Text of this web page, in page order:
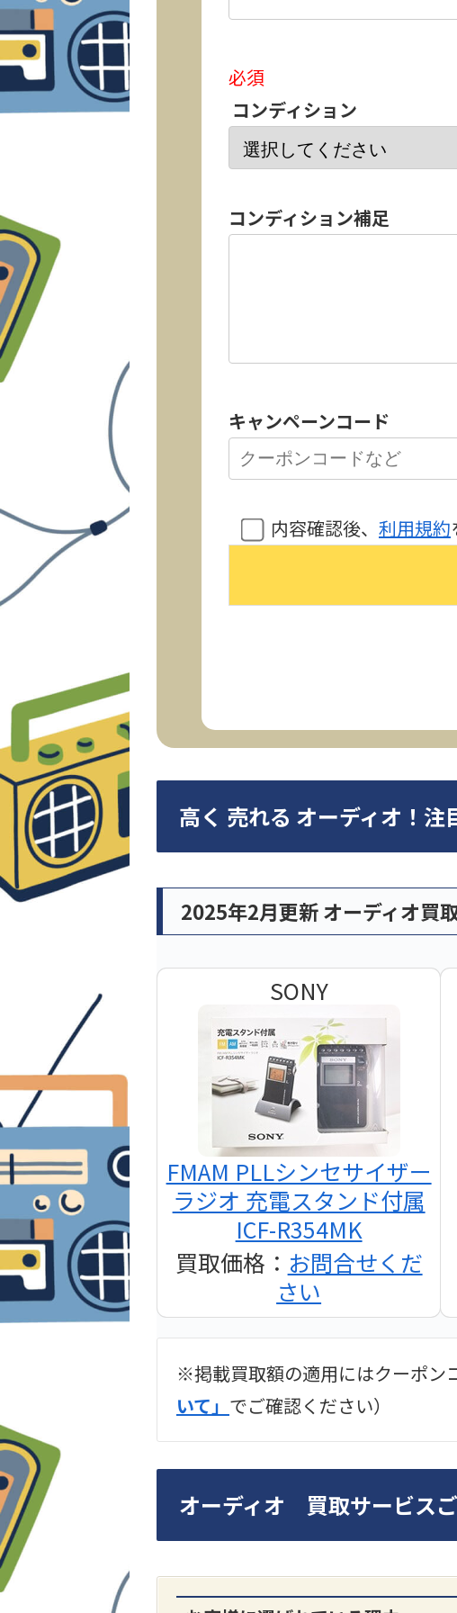
必須
コンディション
コンディション補足
キャンペーンコード
内容確認後、 利用規約
高く 売れる オーディオ！注
2025年2月更新 オーディオ買
SONY
FMAM PLLシンセサイザー
ラジオ 充電スタンド付属
ICF-R354MK
買取価格： お問合せくだ
さい
2024年12月更新 オーディオ
LUXKIT
※掲載買取額の適用にはクーポン
いて」 でご確認ください）
オーディオ 買取サービス